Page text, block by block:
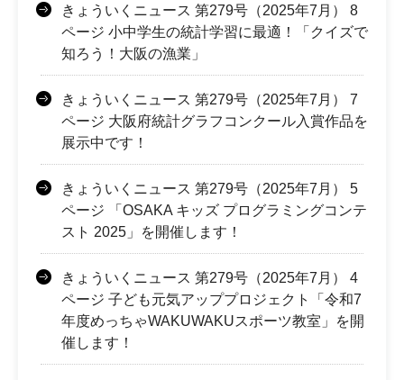
きょういくニュース 第279号（2025年7月） 8
ページ 小中学生の統計学習に最適！「クイズで
知ろう！大阪の漁業」
きょういくニュース 第279号（2025年7月） 7
ページ 大阪府統計グラフコンクール入賞作品を
展示中です！
きょういくニュース 第279号（2025年7月） 5
ページ 「OSAKA キッズ プログラミングコンテ
スト 2025」を開催します！
きょういくニュース 第279号（2025年7月） 4
ページ 子ども元気アッププロジェクト「令和7
年度めっちゃWAKUWAKUスポーツ教室」を開
催します！